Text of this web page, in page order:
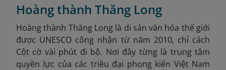
Hoàng thành Thăng Long
Hoàng thành Thăng Long là di sản văn hóa thế giới
được UNESCO công nhận từ năm 2010, chỉ cách
Cột cờ vài phút đi bộ. Nơi đây từng là trung tâm
quyền lực của các triều đại phong kiến Việt Nam